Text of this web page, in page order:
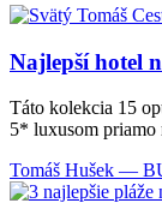
Najlepší hotel
Táto kolekcia 15
5* luxusom
Tomáš Hušek —